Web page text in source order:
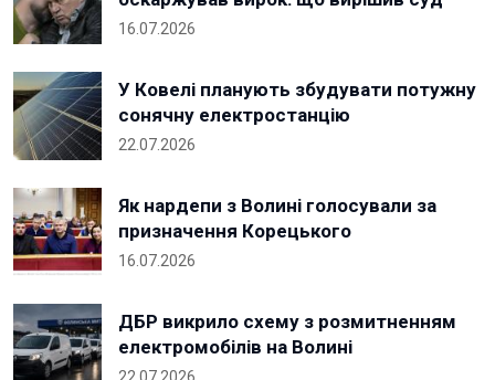
16.07.2026
У Ковелі планують збудувати потужну
сонячну електростанцію
22.07.2026
Як нардепи з Волині голосували за
призначення Корецького
16.07.2026
ДБР викрило схему з розмитненням
електромобілів на Волині
22.07.2026